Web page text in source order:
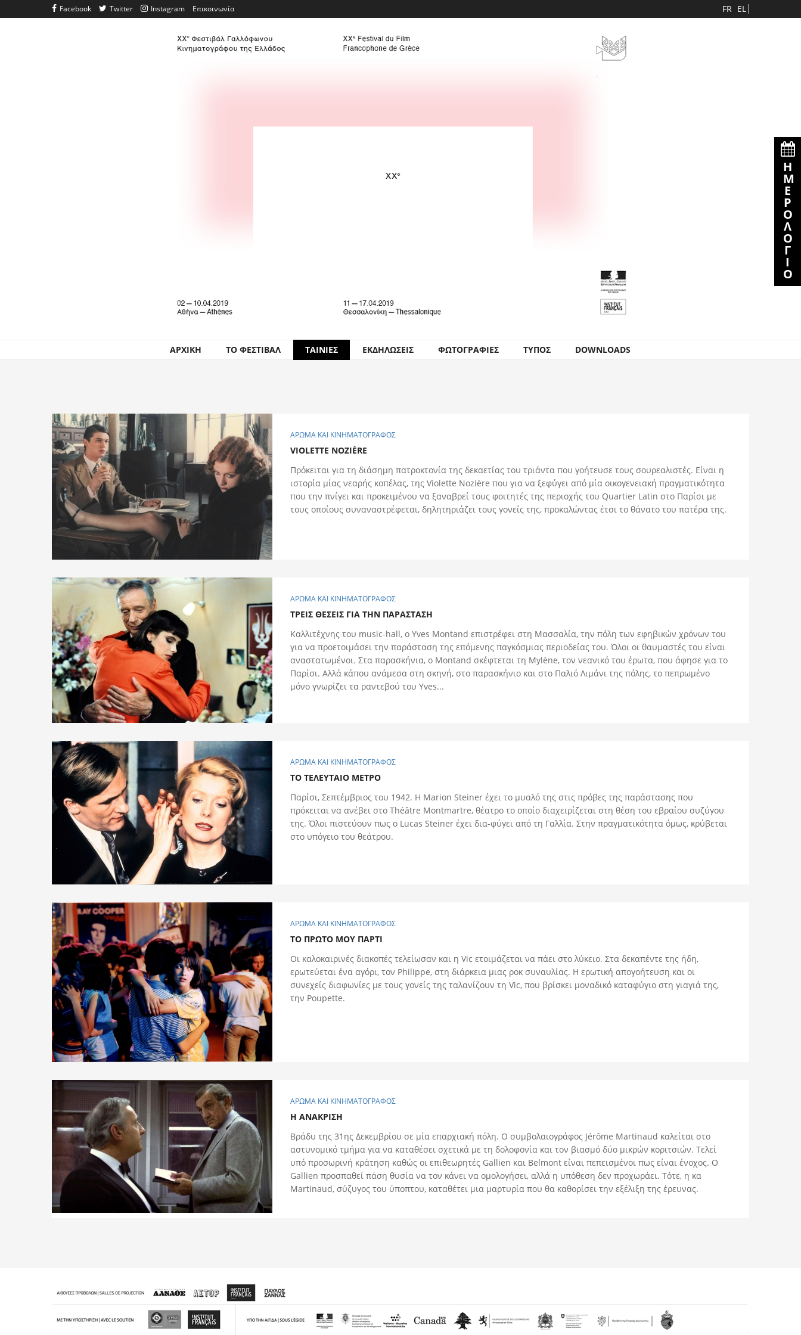
Facebook Twitter Instagram Επικοινωνία FR EL
ΑΡΧΙΚΗ ΤΟ ΦΕΣΤΙΒΑΛ ΤΑΙΝΙΕΣ ΕΚΔΗΛΩΣΕΙΣ ΦΩΤΟΓΡΑΦΙΕΣ ΤΥΠΟΣ DOWNLOADS
ΑΡΩΜΑ ΚΑΙ ΚΙΝΗΜΑΤΟΓΡΑΦΟΣ
VIOLETTE NOZIÈRE
Πρόκειται για τη διάσημη πατροκτονία της δεκαετίας του τριάντα που γοήτευσε τους σουρεαλιστές. Είναι η
ιστορία μίας νεαρής κοπέλας, της Violette Nozière που για να ξεφύγει από μία οικογενειακή πραγματικότητα
που την πνίγει και προκειμένου να ξαναβρεί τους φοιτητές της περιοχής του Quartier Latin στο Παρίσι με
τους οποίους συναναστρέφεται, δηλητηριάζει τους γονείς της, προκαλώντας έτσι το θάνατο του πατέρα της.
ΑΡΩΜΑ ΚΑΙ ΚΙΝΗΜΑΤΟΓΡΑΦΟΣ
ΤΡΕΙΣ ΘΕΣΕΙΣ ΓΙΑ ΤΗΝ ΠΑΡΑΣΤΑΣΗ
Kαλλιτέχνης του music-hall, ο Yves Montand επιστρέφει στη Μασσαλία, την πόλη των εφηβικών χρόνων του
για να προετοιμάσει την παράσταση της επόμενης παγκόσμιας περιοδείας του. Όλοι οι θαυμαστές του είναι
αναστατωμένοι. Στα παρασκήνια, ο Montand σκέφτεται τη Mylène, τον νεανικό του έρωτα, που άφησε για το
Παρίσι. Αλλά κάπου ανάμεσα στη σκηνή, στο παρασκήνιο και στο Παλιό Λιμάνι της πόλης, το πεπρωμένο
μόνο γνωρίζει τα ραντεβού του Yves...
ΑΡΩΜΑ ΚΑΙ ΚΙΝΗΜΑΤΟΓΡΑΦΟΣ
ΤΟ ΤΕΛΕΥΤΑΙΟ ΜΕΤΡΟ
Παρίσι, Σεπτέμβριος του 1942. Η Marion Steiner έχει το μυαλό της στις πρόβες της παράστασης που
πρόκειται να ανέβει στο Théâtre Montmartre, θέατρο το οποίο διαχειρίζεται στη θέση του εβραίου συζύγου
της. Όλοι πιστεύουν πως ο Lucas Steiner έχει δια-φύγει από τη Γαλλία. Στην πραγματικότητα όμως, κρύβεται
στο υπόγειο του θεάτρου.
ΑΡΩΜΑ ΚΑΙ ΚΙΝΗΜΑΤΟΓΡΑΦΟΣ
ΤΟ ΠΡΩΤΟ ΜΟΥ ΠΑΡΤΙ
Οι καλοκαιρινές διακοπές τελείωσαν και η Vic ετοιμάζεται να πάει στο λύκειο. Στα δεκαπέντε της ήδη,
ερωτεύεται ένα αγόρι, τον Philippe, στη διάρκεια μιας ροκ συναυλίας. Η ερωτική απογοήτευση και οι
συνεχείς διαφωνίες με τους γονείς της ταλανίζουν τη Vic, που βρίσκει μοναδικό καταφύγιο στη γιαγιά της,
την Poupette.
ΑΡΩΜΑ ΚΑΙ ΚΙΝΗΜΑΤΟΓΡΑΦΟΣ
Η ΑΝΑΚΡΙΣΗ
Βράδυ της 31ης Δεκεμβρίου σε μία επαρχιακή πόλη. Ο συμβολαιογράφος Jérôme Martinaud καλείται στο
αστυνομικό τμήμα για να καταθέσει σχετικά με τη δολοφονία και τον βιασμό δύο μικρών κοριτσιών. Τελεί
υπό προσωρινή κράτηση καθώς οι επιθεωρητές Gallien και Belmont είναι πεπεισμένοι πως είναι ένοχος. Ο
Gallien προσπαθεί πάση θυσία να τον κάνει να ομολογήσει, αλλά η υπόθεση δεν προχωράει. Τότε, η κα
Martinaud, σύζυγος του ύποπτου, καταθέτει μια μαρτυρία που θα καθορίσει την εξέλιξη της έρευνας.
Η
Ε
Ρ
Ο
Λ
Ο
Γ
Ι
Ο